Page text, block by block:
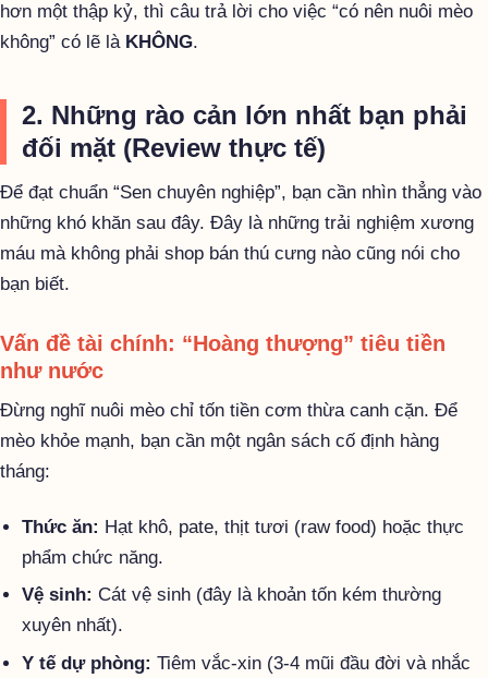
hơn một thập kỷ, thì câu trả lời cho việc “có nên nuôi mèo
không” có lẽ là KHÔNG.
2. Những rào cản lớn nhất bạn phải
đối mặt (Review thực tế)
Để đạt chuẩn “Sen chuyên nghiệp”, bạn cần nhìn thẳng vào
những khó khăn sau đây. Đây là những trải nghiệm xương
máu mà không phải shop bán thú cưng nào cũng nói cho
bạn biết.
Vấn đề tài chính: “Hoàng thượng” tiêu tiền
như nước
Đừng nghĩ nuôi mèo chỉ tốn tiền cơm thừa canh cặn. Để
mèo khỏe mạnh, bạn cần một ngân sách cố định hàng
tháng:
Thức ăn: Hạt khô, pate, thịt tươi (raw food) hoặc thực
phẩm chức năng.
Vệ sinh: Cát vệ sinh (đây là khoản tốn kém thường
xuyên nhất).
Y tế dự phòng: Tiêm vắc-xin (3-4 mũi đầu đời và nhắc